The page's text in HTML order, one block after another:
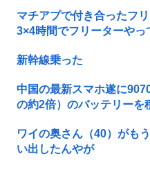
マチアプで付き合ったフ
3×4時間でフリーターや
新幹線乗った
中国の最新スマホ遂に
の約2倍）のバッテリーを
ワイの奥さん（40）がも
い出したんやが